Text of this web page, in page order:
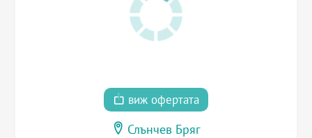
виж офертата
Слънчев Бряг